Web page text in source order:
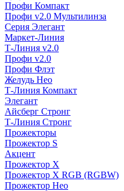
Профи Компакт
Профи v2.0 Мультилинза
Серия Элегант
Маркет-Линия
Т-Линия v2.0
Профи v2.0
Профи Флэт
Желудь Нео
Т-Линия Компакт
Элегант
Айсберг Стронг
Т-Линия Стронг
Прожекторы
Прожектор S
Акцент
Прожектор X
Прожектор Х RGB (RGBW)
Прожектор Нео